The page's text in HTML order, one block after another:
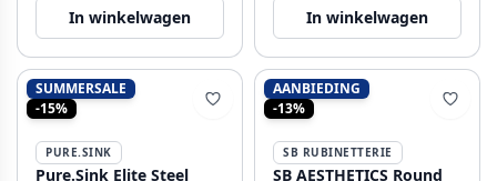
In winkelwagen In winkelwagen
SUMMERSALE
-15%
PURE.SINK
Pure.Sink Elite Steel
AANBIEDING
-13%
SB RUBINETTERIE
SB AESTHETICS Round